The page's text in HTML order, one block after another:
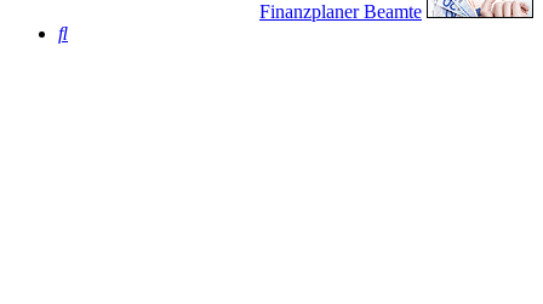
Finanzplaner Beamte
Suche